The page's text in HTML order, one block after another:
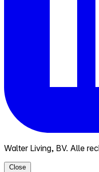
Walter Living, BV. Alle
Close